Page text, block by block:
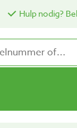
Hulp nodig?